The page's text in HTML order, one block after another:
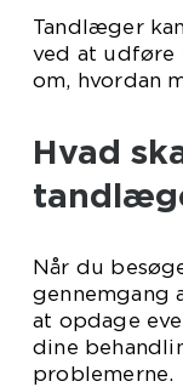
Tandlæger
ved at udføre
om, hvordan
Hvad
Når du
gennemgang
at opdage
dine
problemerne.